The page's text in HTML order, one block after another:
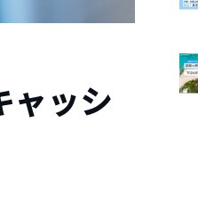
ャッシ